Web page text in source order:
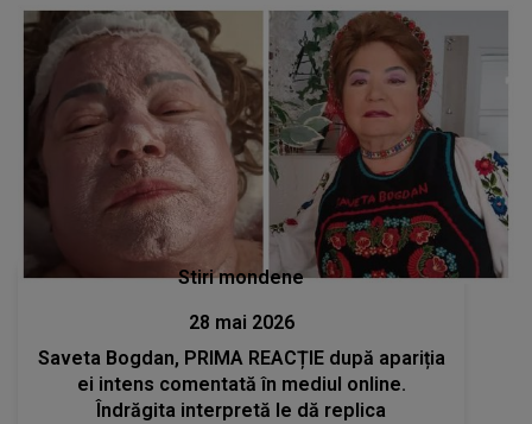
Stiri mondene
28 mai 2026
Saveta Bogdan, PRIMA REACȚIE după apariția
ei intens comentată în mediul online.
Îndrăgita interpretă le dă replica